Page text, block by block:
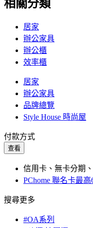
相關分類
居家
辦公家具
辦公櫃
效率櫃
居家
辦公家具
品牌總覽
Style House 時尚屋
付款方式
查看
信用卡、無卡分期
PChome 聯名卡最
搜尋更多
#OA系列